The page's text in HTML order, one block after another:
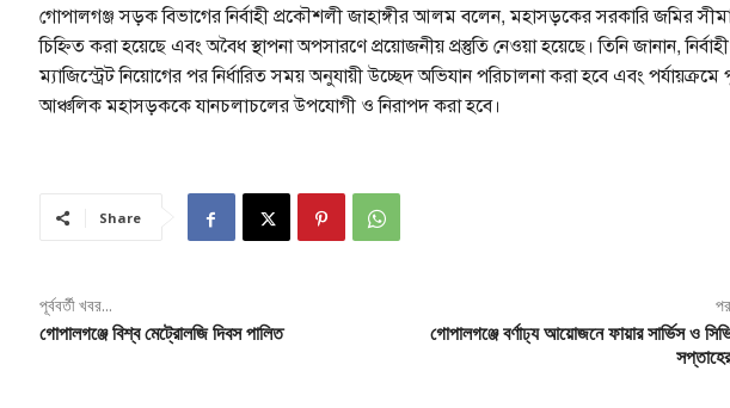
গোপালগঞ্জ সড়ক বিভাগের নির্বাহী প্রকৌশলী জাহাঙ্গীর আলম বলেন, মহাসড়কের সরকারি জমির
চিহ্নিত করা হয়েছে এবং অবৈধ স্থাপনা অপসারণে প্রয়োজনীয় প্রস্তুতি নেওয়া হয়েছে। তিনি জানান, নির্বাহী
ম্যাজিস্ট্রেট নিয়োগের পর নির্ধারিত সময় অনুযায়ী উচ্ছেদ অভিযান পরিচালনা করা হবে এবং
আঞ্চলিক মহাসড়ককে যানচলাচলের উপযোগী ও নিরাপদ করা হবে।
Share
পূর্ববর্তী খবর...
গোপালগঞ্জে বিশ্ব মেট্রোলজি দিবস পালিত
গোপালগঞ্জে বর্ণাঢ্য আয়োজনে ফায়ার সার্ভিস ও